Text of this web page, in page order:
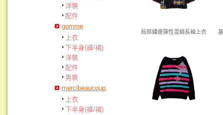
洋裝
配件
gomme
上衣
下半身(褲/裙)
洋裝
配件
男裝
mercibeaucoup,
上衣
下半身(褲/裙)
局部繡邊彈性混絹長袖上衣